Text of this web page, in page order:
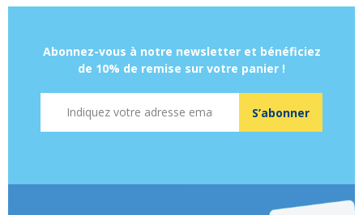
Abonnez-vous à notre newsletter et bénéficiez
de 10% de remise sur votre panier !
S’abonner